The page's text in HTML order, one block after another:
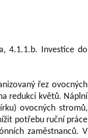
4.1.1.b. Investice do
řez ovocných
redukci květů. Náplní
ovocných stromů,
potřebu ruční práce
zaměstnanců. V